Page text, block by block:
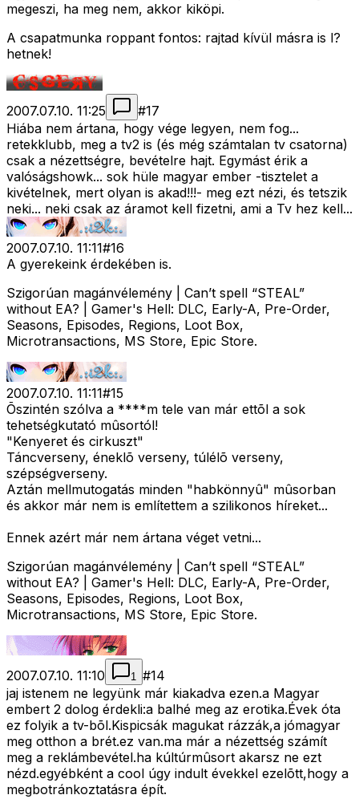
megeszi, ha meg nem, akkor kiköpi.
A csapatmunka roppant fontos: rajtad kívül másra is l?
hetnek!
2007.07.10. 11:25 #17
Hiába nem ártana, hogy vége legyen, nem fog...
retekklubb, meg a tv2 is (és még számtalan tv csatorna)
csak a nézettségre, bevételre hajt. Egymást érik a
valóságshowk... sok hüle magyar ember -tisztelet a
kivételnek, mert olyan is akad!!!- meg ezt nézi, és tetszik
neki... neki csak az áramot kell fizetni, ami a Tv hez kell...
2007.07.10. 11:11#16
A gyerekeink érdekében is.
Szigorúan magánvélemény | Can’t spell “STEAL”
without EA? | Gamer's Hell: DLC, Early-A, Pre-Order,
Seasons, Episodes, Regions, Loot Box,
Microtransactions, MS Store, Epic Store.
2007.07.10. 11:11#15
Õszintén szólva a ****m tele van már ettõl a sok
tehetségkutató mûsortól!
"Kenyeret és cirkuszt"
Táncverseny, éneklõ verseny, túlélõ verseny,
szépségverseny.
Aztán mellmutogatás minden "habkönnyû" mûsorban
és akkor már nem is említettem a szilikonos híreket...
Ennek azért már nem ártana véget vetni...
Szigorúan magánvélemény | Can’t spell “STEAL”
without EA? | Gamer's Hell: DLC, Early-A, Pre-Order,
Seasons, Episodes, Regions, Loot Box,
Microtransactions, MS Store, Epic Store.
2007.07.10. 11:10 1 #14
jaj istenem ne legyünk már kiakadva ezen.a Magyar
embert 2 dolog érdekli:a balhé meg az erotika.Évek óta
ez folyik a tv-bõl.Kispicsák magukat rázzák,a jómagyar
meg otthon a brét.ez van.ma már a nézettség számít
meg a reklámbevétel.ha kúltúrmûsort akarsz ne ezt
nézd.egyébként a cool úgy indult évekkel ezelõtt,hogy a
megbotránkoztatásra épít.